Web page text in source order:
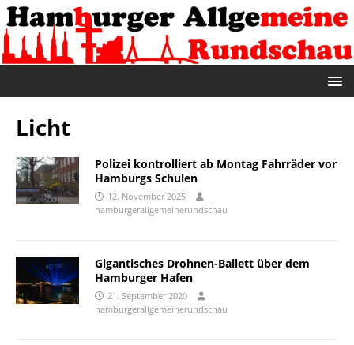
Licht
Polizei kontrolliert ab Montag Fahrräder vor
Hamburgs Schulen
12. November 2025
hamburgerallgemeinerundschau
Gigantisches Drohnen-Ballett über dem
Hamburger Hafen
21. September 2020
hamburgerallgemeinerundschau